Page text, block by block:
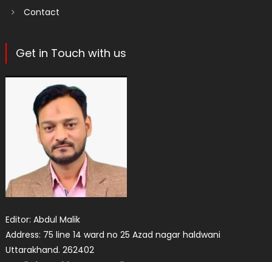
Contact
Get in Touch with us
Editor: Abdul Malik
Address: 75 line 14 ward no 25 Azad nagar haldwani
Uttarakhand. 262402